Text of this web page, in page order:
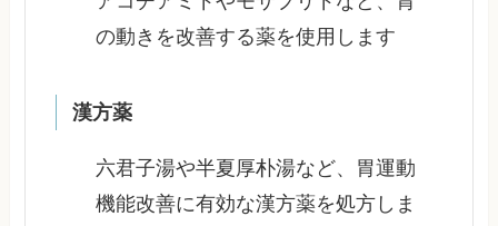
の動きを改善する薬を使用します
漢方薬
六君子湯や半夏厚朴湯など、胃運動
機能改善に有効な漢方薬を処方しま